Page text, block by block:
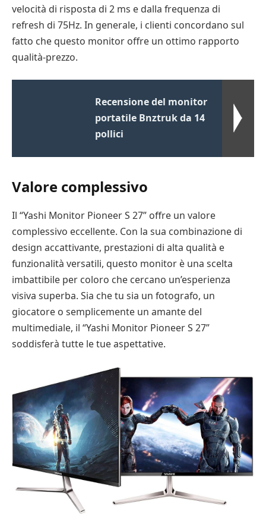
velocità di risposta di 2 ms e dalla frequenza di
refresh di 75Hz. In generale, i clienti concordano sul
fatto che questo monitor offre un ottimo rapporto
qualità-prezzo.
Recensione del monitor
portatile Bnztruk da 14
pollici
Valore complessivo
Il “Yashi Monitor Pioneer S 27” offre un valore
complessivo eccellente. Con la sua combinazione di
design accattivante, prestazioni di alta qualità e
funzionalità versatili, questo monitor è una scelta
imbattibile per coloro che cercano un’esperienza
visiva superba. Sia che tu sia un fotografo, un
giocatore o semplicemente un amante del
multimediale, il “Yashi Monitor Pioneer S 27”
soddisferà tutte le tue aspettative.